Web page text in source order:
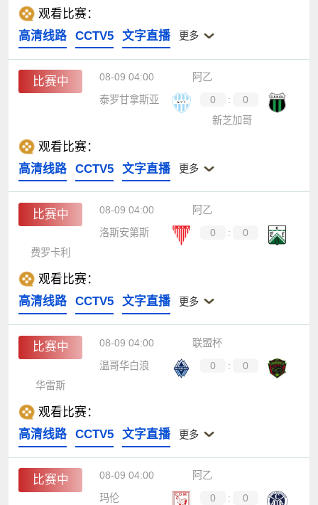
观看比赛：
高清线路
CCTV5 文字直播 更多
比赛中 08-09 04:00
阿乙
泰罗甘拿斯亚
0 :
0
新芝加哥
观看比赛：
高清线路
CCTV5 文字直播 更多
比赛中 08-09 04:00
阿乙
洛斯安第斯
0 :
0
费罗卡利
观看比赛：
高清线路
CCTV5 文字直播 更多
比赛中 08-09 04:00
联盟杯
温哥华白浪
0 :
0
华雷斯
观看比赛：
高清线路
CCTV5 文字直播 更多
比赛中 08-09 04:00
阿乙
玛伦
0 :
0